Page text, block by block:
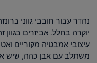
נהדר עבור חובבי גווני
עיצובי אמבטיה מקוריים
משתלב עם אבן כהה, שיש או